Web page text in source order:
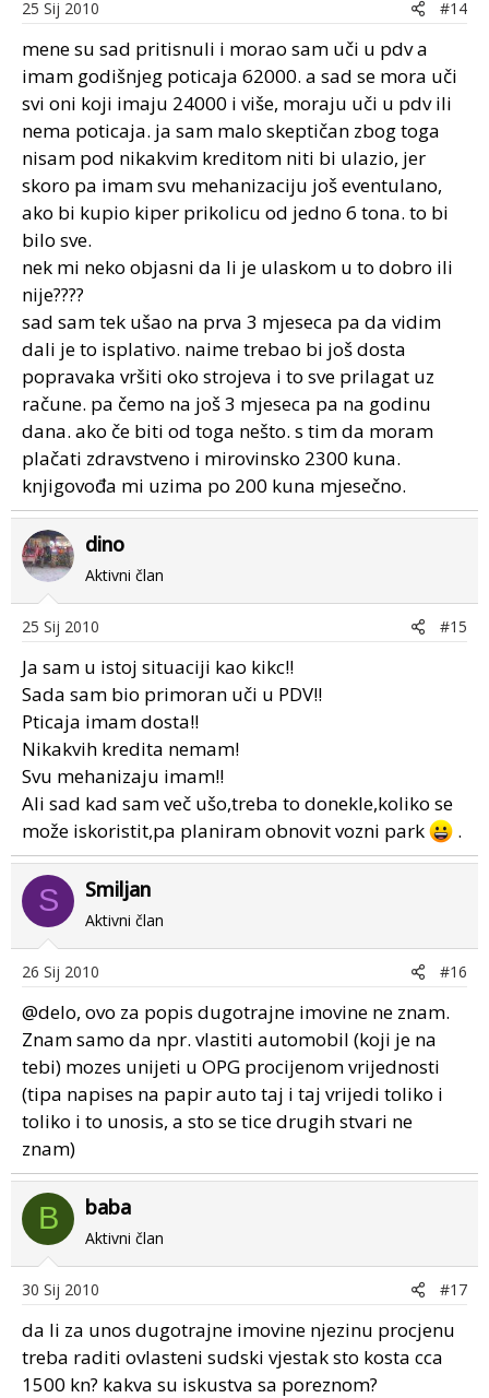
25 Sij 2010 #14
mene su sad pritisnuli i morao sam uči u pdv a
imam godišnjeg poticaja 62000. a sad se mora uči
svi oni koji imaju 24000 i više, moraju uči u pdv ili
nema poticaja. ja sam malo skeptičan zbog toga
nisam pod nikakvim kreditom niti bi ulazio, jer
skoro pa imam svu mehanizaciju još eventulano,
ako bi kupio kiper prikolicu od jedno 6 tona. to bi
bilo sve.
nek mi neko objasni da li je ulaskom u to dobro ili
nije????
sad sam tek ušao na prva 3 mjeseca pa da vidim
dali je to isplativo. naime trebao bi još dosta
popravaka vršiti oko strojeva i to sve prilagat uz
račune. pa čemo na još 3 mjeseca pa na godinu
dana. ako če biti od toga nešto. s tim da moram
plačati zdravstveno i mirovinsko 2300 kuna.
knjigovođa mi uzima po 200 kuna mjesečno.
dino
Aktivni član
25 Sij 2010 #15
Ja sam u istoj situaciji kao kikc!!
Sada sam bio primoran uči u PDV!!
Pticaja imam dosta!!
Nikakvih kredita nemam!
Svu mehanizaju imam!!
Ali sad kad sam več ušo,treba to donekle,koliko se
može iskoristit,pa planiram obnovit vozni park
.
S Smiljan
Aktivni član
26 Sij 2010 #16
@delo, ovo za popis dugotrajne imovine ne znam.
Znam samo da npr. vlastiti automobil (koji je na
tebi) mozes unijeti u OPG procijenom vrijednosti
(tipa napises na papir auto taj i taj vrijedi toliko i
toliko i to unosis, a sto se tice drugih stvari ne
znam)
B baba
Aktivni član
30 Sij 2010 #17
da li za unos dugotrajne imovine njezinu procjenu
treba raditi ovlasteni sudski vjestak sto kosta cca
1500 kn? kakva su iskustva sa poreznom?